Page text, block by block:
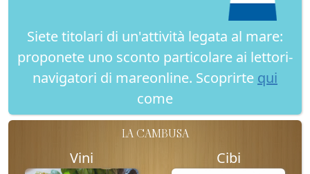
Siete titolari di un'attività legata al mare:
proponete uno sconto particolare ai lettori-
navigatori di mareonline. Scoprirte qui
come
LA CAMBUSA
Vini Cibi